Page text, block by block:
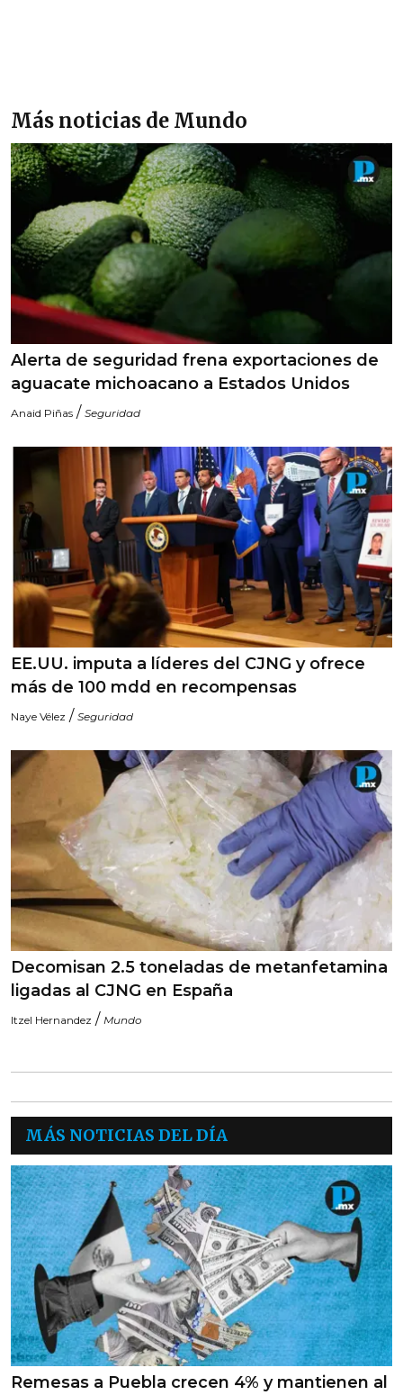
Más noticias de Mundo
Alerta de seguridad frena exportaciones de
aguacate michoacano a Estados Unidos
Anaid Piñas / Seguridad
EE.UU. imputa a líderes del CJNG y ofrece
más de 100 mdd en recompensas
Naye Vélez / Seguridad
Decomisan 2.5 toneladas de metanfetamina
ligadas al CJNG en España
Itzel Hernandez / Mundo
MÁS NOTICIAS DEL DÍA
Remesas a Puebla crecen 4% y mantienen al